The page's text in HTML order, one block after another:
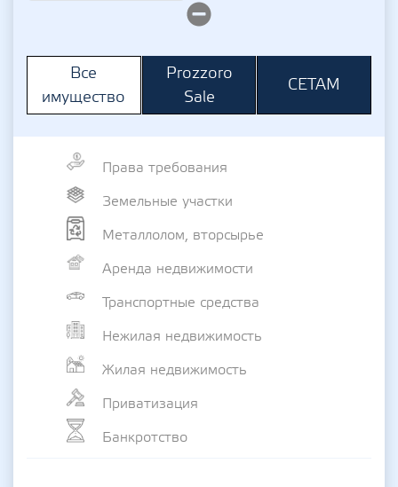
Все
имущество
Prozzoro
Sale
СЕТАМ
Права требования
Земельные участки
Металлолом, вторсырье
Аренда недвижимости
Транспортные средства
Нежилая недвижимость
Жилая недвижимость
Приватизация
Банкротство